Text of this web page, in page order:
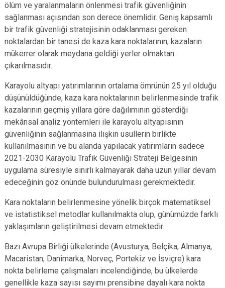
ölüm ve yaralanmaların önlenmesi trafik güvenliğinin
sağlanması açısından son derece önemlidir. Geniş kapsamlı
bir trafik güvenliği stratejisinin odaklanması gereken
noktalardan bir tanesi de kaza kara noktalarının, kazaların
mükerrer olarak meydana geldiği yerler olmaktan
çıkarılmasıdır.
Karayolu altyapı yatırımlarının ortalama ömrünün 25 yıl olduğu
düşünüldüğünde, kaza kara noktalarının belirlenmesinde trafik
kazalarının geçmiş yıllara göre dağılımının gösterdiği
mekânsal analiz yöntemleri ile karayolu altyapısının
güvenliğinin sağlanmasına ilişkin usullerin birlikte
kullanılmasının ve bu alanda yapılacak yatırımların sadece
2021-2030 Karayolu Trafik Güvenliği Strateji Belgesinin
uygulama süresiyle sınırlı kalmayarak daha uzun yıllar devam
edeceğinin göz önünde bulundurulması gerekmektedir.
Kara noktaların belirlenmesine yönelik birçok matematiksel
ve istatistiksel metodlar kullanılmakta olup, günümüzde farklı
yaklaşımların geliştirilmesi devam etmektedir.
Bazı Avrupa Birliği ülkelerinde (Avusturya, Belçika, Almanya,
Macaristan, Danimarka, Norveç, Portekiz ve İsviçre) kara
nokta belirleme çalışmaları incelendiğinde, bu ülkelerde
genellikle kaza sayısı sayımı prensibine dayalı kara nokta